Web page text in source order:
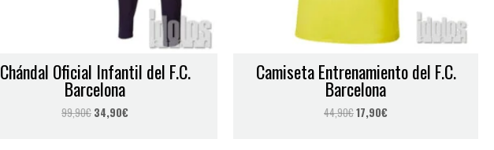
Chándal Oficial Infantil del F.C.
Barcelona
99,90€ 34,90€
Camiseta Entrenamiento del F.C.
Barcelona
44,90€17,90€